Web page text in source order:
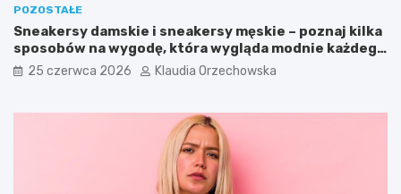
POZOSTAŁE
Sneakersy damskie i sneakersy męskie – poznaj kilka
sposobów na wygodę, która wygląda modnie każdego
dnia25 czerwca 2026 Klaudia Orzechowska